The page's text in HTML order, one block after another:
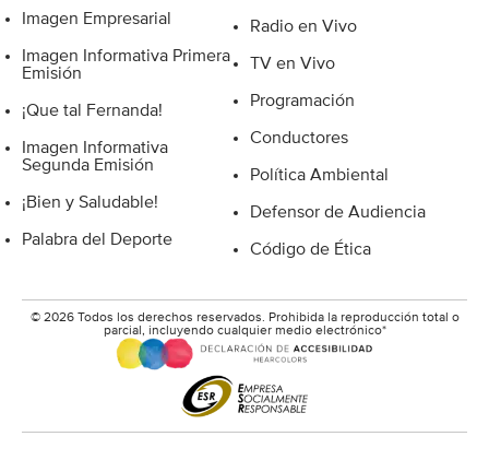
Imagen Empresarial
Imagen Informativa Primera
Emisión
¡Que tal Fernanda!
Imagen Informativa
Segunda Emisión
¡Bien y Saludable!
Palabra del Deporte
Radio en Vivo
TV en Vivo
Programación
Conductores
Política Ambiental
Defensor de Audiencia
Código de Ética
© 2026 Todos los derechos reservados. Prohibida la reproducción total o
parcial, incluyendo cualquier medio electrónico*